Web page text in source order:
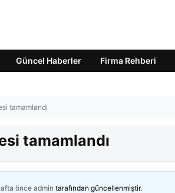
Güncel Haberler Firma Rehberi
tamamlandı
tamamlandı
önce admin tarafından güncellenmiştir.